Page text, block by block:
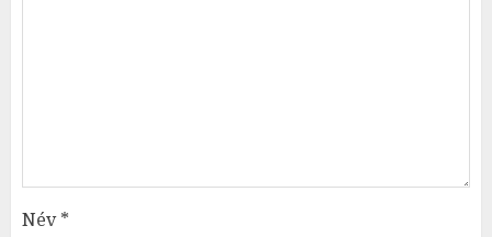
Név*